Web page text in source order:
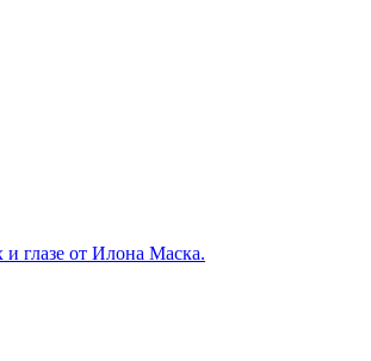
и глазе от Илона Маска.